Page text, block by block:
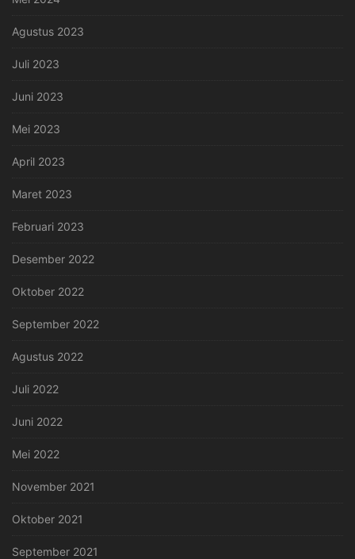
Agustus 2023
Juli 2023
Juni 2023
Mei 2023
April 2023
Maret 2023
Februari 2023
Desember 2022
Oktober 2022
September 2022
Agustus 2022
Juli 2022
Juni 2022
Mei 2022
November 2021
Oktober 2021
September 2021